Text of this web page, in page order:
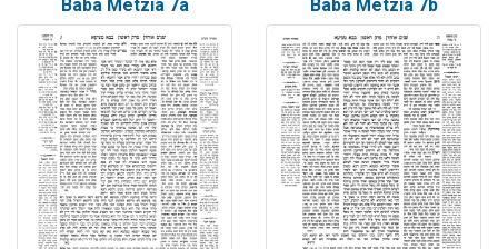
Baba Metzia 7a Baba Metzia 7b